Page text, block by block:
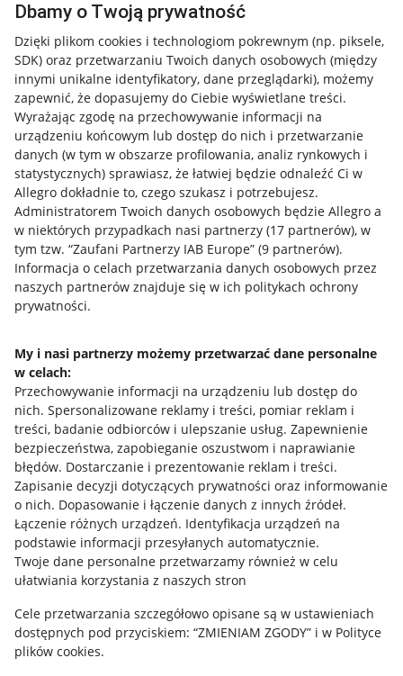
Dbamy o Twoją prywatność
Dzięki plikom cookies i technologiom pokrewnym (np. piksele,
SDK) oraz przetwarzaniu Twoich danych osobowych (między
innymi unikalne identyfikatory, dane przeglądarki), możemy
zapewnić, że dopasujemy do Ciebie wyświetlane treści.
Wyrażając zgodę na przechowywanie informacji na
urządzeniu końcowym lub dostęp do nich i przetwarzanie
danych (w tym w obszarze profilowania, analiz rynkowych i
statystycznych) sprawiasz, że łatwiej będzie odnaleźć Ci w
Allegro dokładnie to, czego szukasz i potrzebujesz.
Administratorem Twoich danych osobowych będzie Allegro a
w niektórych przypadkach nasi partnerzy (17 partnerów), w
tym tzw. “Zaufani Partnerzy IAB Europe” (9 partnerów).
Informacja o celach przetwarzania danych osobowych przez
naszych partnerów znajduje się w ich politykach ochrony
prywatności.
My i nasi partnerzy możemy przetwarzać dane personalne
w celach:
Przechowywanie informacji na urządzeniu lub dostęp do
nich. Spersonalizowane reklamy i treści, pomiar reklam i
treści, badanie odbiorców i ulepszanie usług. Zapewnienie
bezpieczeństwa, zapobieganie oszustwom i naprawianie
błędów. Dostarczanie i prezentowanie reklam i treści.
Zapisanie decyzji dotyczących prywatności oraz informowanie
o nich. Dopasowanie i łączenie danych z innych źródeł.
Łączenie różnych urządzeń. Identyfikacja urządzeń na
podstawie informacji przesyłanych automatycznie.
Twoje dane personalne przetwarzamy również w celu
ułatwiania korzystania z naszych stron
Cele przetwarzania szczegółowo opisane są w ustawieniach
dostępnych pod przyciskiem: “ZMIENIAM ZGODY” i w Polityce
plików cookies.
Przydatne informacje
Jak to działa
Allegro Gadane dla sprzedających
Allegro Gadane dla kupujących
Mapa miejscowości
Informacje prawne
Regulamin
Polityka plików "cookies"
Ustawienia plików "cookies"
Udostępnianie lokalizacji
Informacje dla Aktu o Usługach Cyfrowych